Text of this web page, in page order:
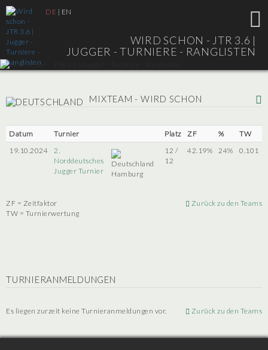
DE | EN
WIRD SCHON - JTR 3.6 |
JUGGER - TURNIERE - RANGLISTEN
MIXTEAM - WIRD SCHON
Datum Turnier Platz ZF %
TW
19.10.2024
2.
Norddeutsches
Jugger Turnier
Hamburg
12 /
12
42.19% 24% 0.101
ZF = Zeitfaktor
TW = Turnierwertung
Zurück zu den Teams
TURNIERANMELDUNGEN
Es liegen zurzeit keine Turnieranmeldungen vor. Zurück zu den Teams